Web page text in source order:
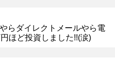
らダイレクトメールやら電
ほど投資しました!!(涙)